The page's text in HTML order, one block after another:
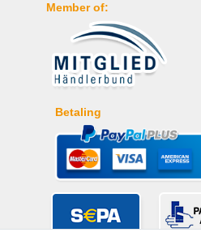
Member of:
Betaling